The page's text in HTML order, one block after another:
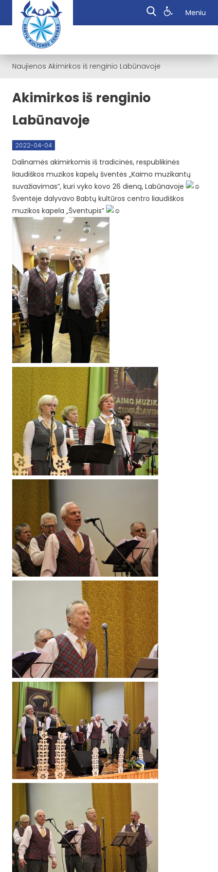
Meniu
Naujienos Akimirkos iš renginio Labūnavoje
Akimirkos iš renginio
Labūnavoje
2022-04-04
Dalinamės akimirkomis iš tradicinės, respublikinės
liaudiškos muzikos kapelų šventės „Kaimo muzikantų
suvažiavimas”, kuri vyko kovo 26 dieną, Labūnavoje
Šventėje dalyvavo Babtų kultūros centro liaudiškos
muzikos kapela „Šventupis”